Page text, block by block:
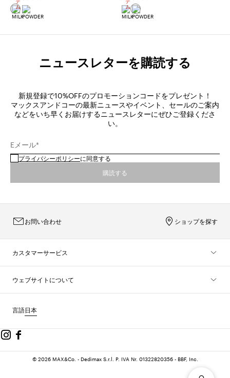
ツ
ツ
ニュースレターを購読する
新規登録で10%OFFのプロモーションコードをプレゼント！
マックスアンドコーの最新ニュースやイベント、セールのご案内
などをいち早くお届けするニュースレターにぜひご登録くださ
い。
Eメール*
プライバシーポリシーに同意する
購読する
ショップを探す
お問い合わせ
カスタマーサービス
ウェブサイトについて
言語日本
© 2026 MAX&Co. - Dedimax S.r.l. P. IVA Nr. 01322820356 - BBF, Inc.